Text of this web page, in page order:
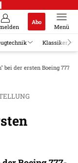
Abo
Menü
Klassiker
bei der ersten Boeing 777-9